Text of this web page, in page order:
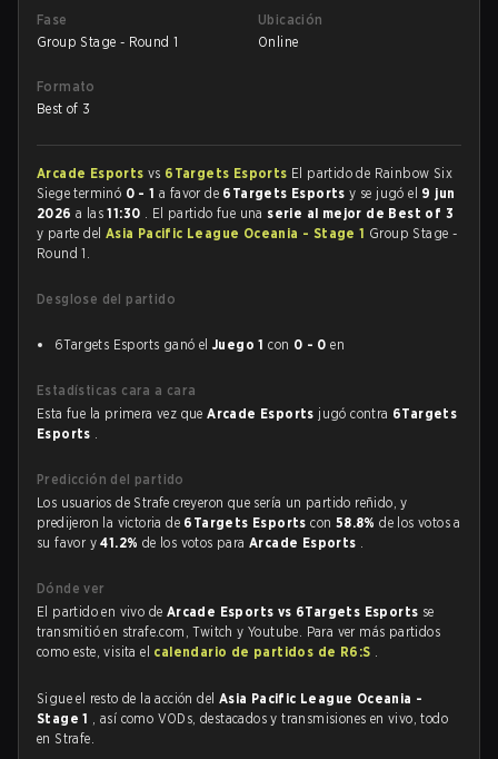
Fase
Group Stage - Round 1
Ubicación
Online
Formato
Best of 3
Arcade Esports vs 6Targets Esports El partido de Rainbow Six
Siege terminó 0 - 1 a favor de 6Targets Esportsy se jugó el 9 jun
2026 a las11:30 . El partido fue una serie al mejor de Best of 3
y parte del Asia Pacific League Oceania - Stage 1 Group Stage -
Round 1.
Desglose del partido
6Targets Esports ganó el Juego 1 con 0 - 0 en
Estadísticas cara a cara
Esta fue la primera vez queArcade Esports jugó contra 6Targets
Esports .
Predicción del partido
Los usuarios de Strafe creyeron que sería un partido reñido, y
predijeron la victoria de 6Targets Esportscon 58.8%de los votos a
su favor y41.2% de los votos paraArcade Esports .
Dónde ver
El partido en vivo de Arcade Esports vs 6Targets Esports se
transmitió en strafe.com, Twitch y Youtube. Para ver más partidos
como este, visita el calendario de partidos de R6:S .
Sigue el resto de la acción del Asia Pacific League Oceania -
Stage 1 , así como VODs, destacados y transmisiones en vivo, todo
en Strafe.